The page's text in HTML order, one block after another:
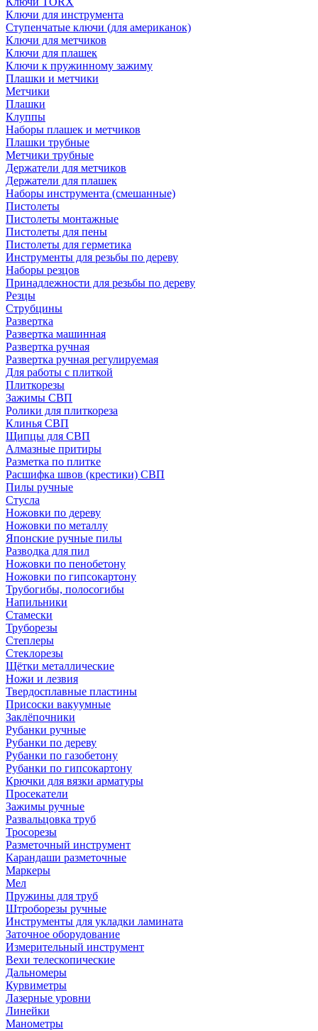
Ключи для инструмента
Ступенчатые ключи (для американок)
Ключи для метчиков
Ключи для плашек
Ключи к пружинному зажиму
Плашки и метчики
Метчики
Плашки
Клуппы
Наборы плашек и метчиков
Плашки трубные
Метчики трубные
Держатели для метчиков
Держатели для плашек
Наборы инструмента (смешанные)
Пистолеты
Пистолеты монтажные
Пистолеты для пены
Пистолеты для герметика
Инструменты для резьбы по дереву
Наборы резцов
Принадлежности для резьбы по дереву
Резцы
Струбцины
Развертка
Развертка машинная
Развертка ручная
Развертка ручная регулируемая
Для работы с плиткой
Плиткорезы
Зажимы СВП
Ролики для плиткореза
Клинья СВП
Щипцы для СВП
Алмазные притиры
Разметка по плитке
Расшифка швов (крестики) СВП
Пилы ручные
Стусла
Ножовки по дереву
Ножовки по металлу
Японские ручные пилы
Разводка для пил
Ножовки по пенобетону
Ножовки по гипсокартону
Трубогибы, полосогибы
Напильники
Стамески
Труборезы
Степлеры
Стеклорезы
Щётки металлические
Ножи и лезвия
Твердосплавные пластины
Присоски вакуумные
Заклёпочники
Рубанки ручные
Рубанки по дереву
Рубанки по газобетону
Рубанки по гипсокартону
Крючки для вязки арматуры
Просекатели
Зажимы ручные
Развальцовка труб
Тросорезы
Разметочный инструмент
Карандаши разметочные
Маркеры
Мел
Пружины для труб
Штроборезы ручные
Инструменты для укладки ламината
Заточное оборудование
Измерительный инструмент
Вехи телескопические
Дальномеры
Курвиметры
Лазерные уровни
Линейки
Манометры